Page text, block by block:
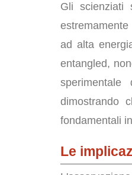
Gli scienziati
ad alta
entangled,
sperimentale
dimostrando
fondamentali
Le